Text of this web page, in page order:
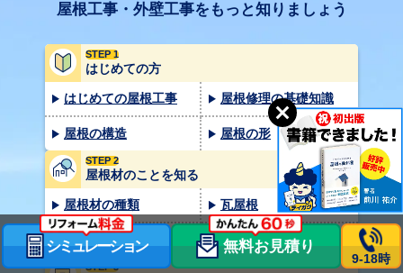
屋根工事・外壁工事をもっと知りましょう
STEP 1
はじめての方
はじめての屋根工事 屋根修理の基礎知識
屋根の構造 屋根の形
STEP 2
屋根材のことを知る
屋根材の種類 瓦屋根
スレート屋根 トタン屋根
STEP 3
シミュレーション 無料お見積り
9-18時